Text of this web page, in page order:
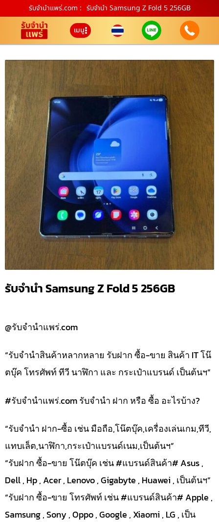
รับจํานําแพร่.com : รับจำนำ Samsung Z Fold 5 256GB
เมนู
รับจำนำ Samsung Z Fold 5 256GB
@รับจำนำแพร่.com
“รับจำนำสินค้าหลากหลาย รับฝาก ซื้อ-ขาย สินค้า IT โน๊
ตบุ๊ค โทรศัพท์ ทีวี นาฬิกา และ กระเป๋าแบรนด์ เป็นต้นฯ”
#รับจํานําแพร่.com รับจำนำ ฝาก หรือ ซื้อ อะไรบ้าง?
“รับจำนำ ฝาก-ซื้อ เช่น มือถือ,โน๊ตบุ๊ค,เครื่องเล่นเกม,ทีวี,
แทบเล็ต,นาฬิกา,กระเป๋าแบรนด์เนม,เป็นต้นฯ”
“รับฝาก ซื้อ-ขาย โน๊ตบุ๊ค เช่น #แบรนด์สินค้า# Asus ,
Dell , Hp , Acer , Lenovo , Gigabyte , Huawei , เป็นต้นฯ”
“รับฝาก ซื้อ-ขาย โทรศัพท์ เช่น #แบรนด์สินค้า# Apple ,
Samsung , Sony , Oppo , Google , Xiaomi , LG , เป็น